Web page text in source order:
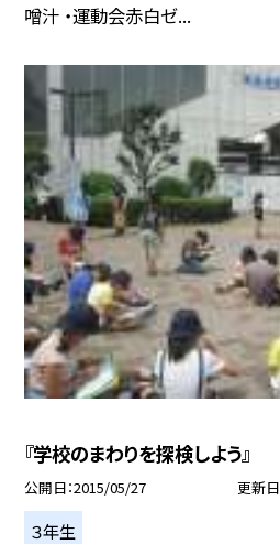
噌汁 ・運動会赤白ゼ...
『学校のまわりを探検しよう』
公開日 2015/05/27 更新日
３年生